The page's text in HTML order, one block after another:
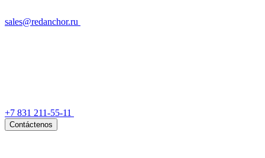
sales@redanchor.ru
+7 831 211-55-11
Contáctenos